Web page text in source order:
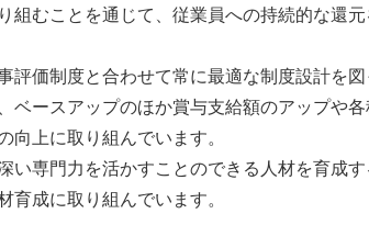
A
飛島╳南極
むことを通じて、従業員への持続的な還元
価制度と合わせて常に最適な制度設計を
ベースアップのほか賞与支給額のアップや
上に取り組んでいます。
専門力を活かすことのできる人材を育成す
成に取り組んでいます。